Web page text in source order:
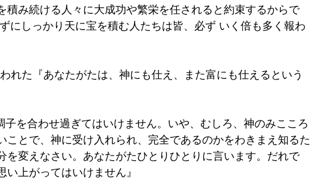
積み続ける人々に大成功や繁栄を任されると約束するからで
にしっかり天に宝を積む人たちは皆、必ず いく倍も多く報わ
れた『あなたがたは、神にも仕え、また富にも仕えるという
子を合わせ過ぎてはいけません。いや、むしろ、神のみこころ
ことで、神に受け入れられ、完全であるのかをわきまえ知るた
を変えなさい。あなたがたひとりひとりに言います。だれで
上がってはいけません』